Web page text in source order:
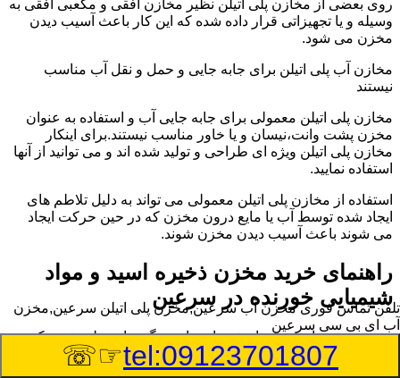
روی بعضی از مخازن پلی اتیلن نظیر مخازن افقی و مکعبی افقی به
وسیله و یا تجهیزاتی قرار داده شده که این کار باعث آسیب دیدن
مخزن می شود.
مخازن آب پلی اتیلن برای جابه جایی و حمل و نقل آب مناسب
نیستند
مخازن پلی اتیلن معمولی برای جابه جایی آب و استفاده به عنوان
مخزن پشت وانت،نیسان و یا خاور مناسب نیستند.برای اینکار
مخازن پلی اتیلن ویژه ای طراحی و تولید شده اند و می توانید از آنها
استفاده نمایید.
استفاده از مخازن پلی اتیلن معمولی می تواند به دلیل تلاطم های
ایجاد شده توسط آب یا مایع درون مخزن که در حین حرکت ایجاد
می شوند باعث آسیب دیدن مخزن شوند.
راهنمای خرید مخزن ذخیره اسید و مواد
شیمیایی خورنده در سرعین
مخزن ذخیره اسید و مواد شیمیایی باید به گونه ای تولید شوند که
بتوانند در برابر چگالی نسبتا بالا و خورندگی انواع اسیدها مقاومت
کافی داشته باشند.به همین دلیل نمی توان در هر مخزنی اسید و مواد
تلفن تماس فوریمخزن آب سرعین,مخزن پلی اتیلن سرعین,مخزن
آب ای بی سی سرعین
tel:09123701807
☞☏